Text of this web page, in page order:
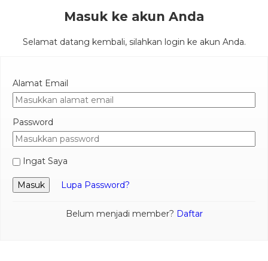
Masuk ke akun Anda
Selamat datang kembali, silahkan login ke akun Anda.
Alamat Email
Password
Ingat Saya
Masuk Lupa Password?
Belum menjadi member? Daftar